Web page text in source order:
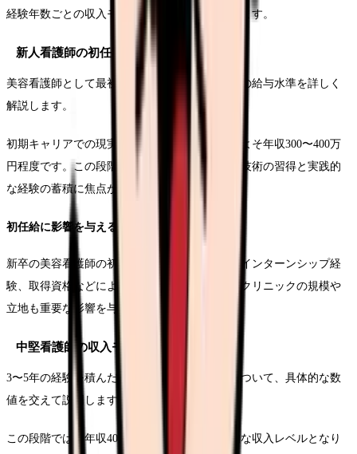
経験年数ごとの収入モデルを詳細に分析いたします。
新人看護師の初任給
美容看護師として最初のステップを踏み出す際の給与水準を詳しく
解説します。
初期キャリアでの現実的な収入期待値は、おおよそ年収300〜400万
円程度です。この段階では、基本的な美容医療技術の習得と実践的
な経験の蓄積に焦点が当てられます。
初任給に影響を与える要因
新卒の美容看護師の初任給は、出身校の評価、インターンシップ経
験、取得資格などによって変動します。また、クリニックの規模や
立地も重要な影響を与えます。
中堅看護師の収入モデル
3〜5年の経験を積んだ美容看護師の収入構造について、具体的な数
値を交えて説明します。
この段階では、年収400〜550万円程度が一般的な収入レベルとなり